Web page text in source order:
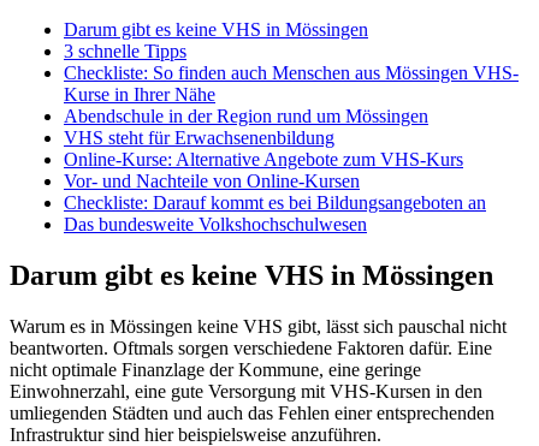
Darum gibt es keine VHS in Mössingen
3 schnelle Tipps
Checkliste: So finden auch Menschen aus Mössingen VHS-
Kurse in Ihrer Nähe
Abendschule in der Region rund um Mössingen
VHS steht für Erwachsenenbildung
Online-Kurse: Alternative Angebote zum VHS-Kurs
Vor- und Nachteile von Online-Kursen
Checkliste: Darauf kommt es bei Bildungsangeboten an
Das bundesweite Volkshochschulwesen
Darum gibt es keine VHS in Mössingen
Warum es in Mössingen keine VHS gibt, lässt sich pauschal nicht
beantworten. Oftmals sorgen verschiedene Faktoren dafür. Eine
nicht optimale Finanzlage der Kommune, eine geringe
Einwohnerzahl, eine gute Versorgung mit VHS-Kursen in den
umliegenden Städten und auch das Fehlen einer entsprechenden
Infrastruktur sind hier beispielsweise anzuführen.